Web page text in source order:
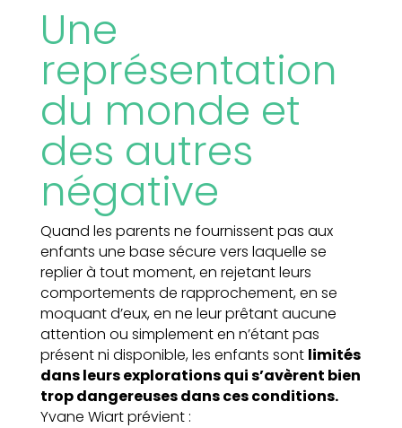
Une
représentation
du monde et
des autres
négative
Quand les parents ne fournissent pas aux
enfants une base sécure vers laquelle se
replier à tout moment, en rejetant leurs
comportements de rapprochement, en se
moquant d’eux, en ne leur prêtant aucune
attention ou simplement en n’étant pas
présent ni disponible, les enfants sont limités
dans leurs explorations qui s’avèrent bien
trop dangereuses dans ces conditions.
Yvane Wiart prévient :